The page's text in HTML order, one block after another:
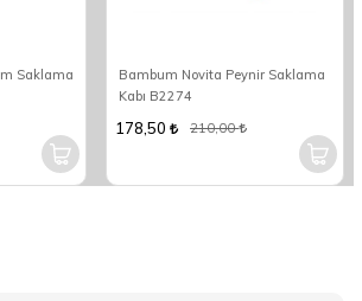
Saklama
Bambum Novita Peynir Saklama
Kabı B2274
178,50 210,00